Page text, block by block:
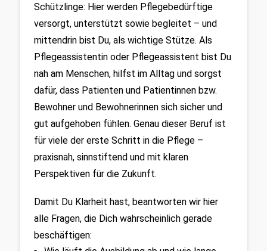
Schützlinge: Hier werden Pflegebedürftige
versorgt, unterstützt sowie begleitet – und
mittendrin bist Du, als wichtige Stütze. Als
Pflegeassistentin oder Pflegeassistent bist Du
nah am Menschen, hilfst im Alltag und sorgst
dafür, dass Patienten und Patientinnen bzw.
Bewohner und Bewohnerinnen sich sicher und
gut aufgehoben fühlen. Genau dieser Beruf ist
für viele der erste Schritt in die Pflege –
praxisnah, sinnstiftend und mit klaren
Perspektiven für die Zukunft.
Damit Du Klarheit hast, beantworten wir hier
alle Fragen, die Dich wahrscheinlich gerade
beschäftigen: